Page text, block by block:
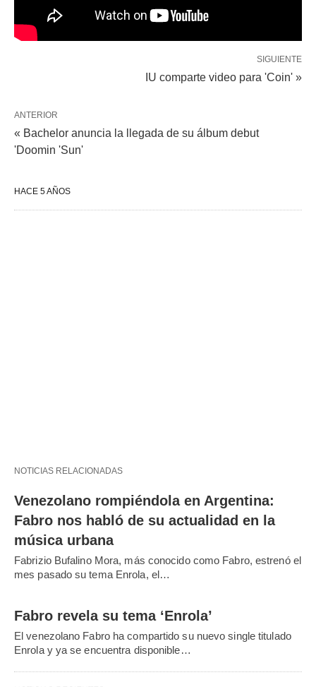
SIGUIENTE
IU comparte video para 'Coin' »
ANTERIOR
« Bachelor anuncia la llegada de su álbum debut
'Doomin 'Sun'
HACE 5 AÑOS
NOTICIAS RELACIONADAS
Venezolano rompiéndola en Argentina:
Fabro nos habló de su actualidad en la
música urbana
Fabrizio Bufalino Mora, más conocido como Fabro, estrenó el
mes pasado su tema Enrola, el…
Fabro revela su tema ‘Enrola’
El venezolano Fabro ha compartido su nuevo single titulado
Enrola y ya se encuentra disponible…